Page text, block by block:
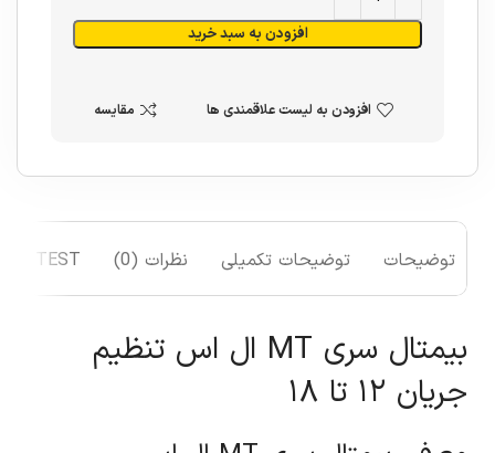
افزودن به سبد خرید
افزودن به لیست علاقمندی ها مقایسه
توضیحات توضیحات تکمیلی نظرات (0) TEST
بیمتال سری MT ال اس تنظیم
جریان ۱۲ تا ۱۸